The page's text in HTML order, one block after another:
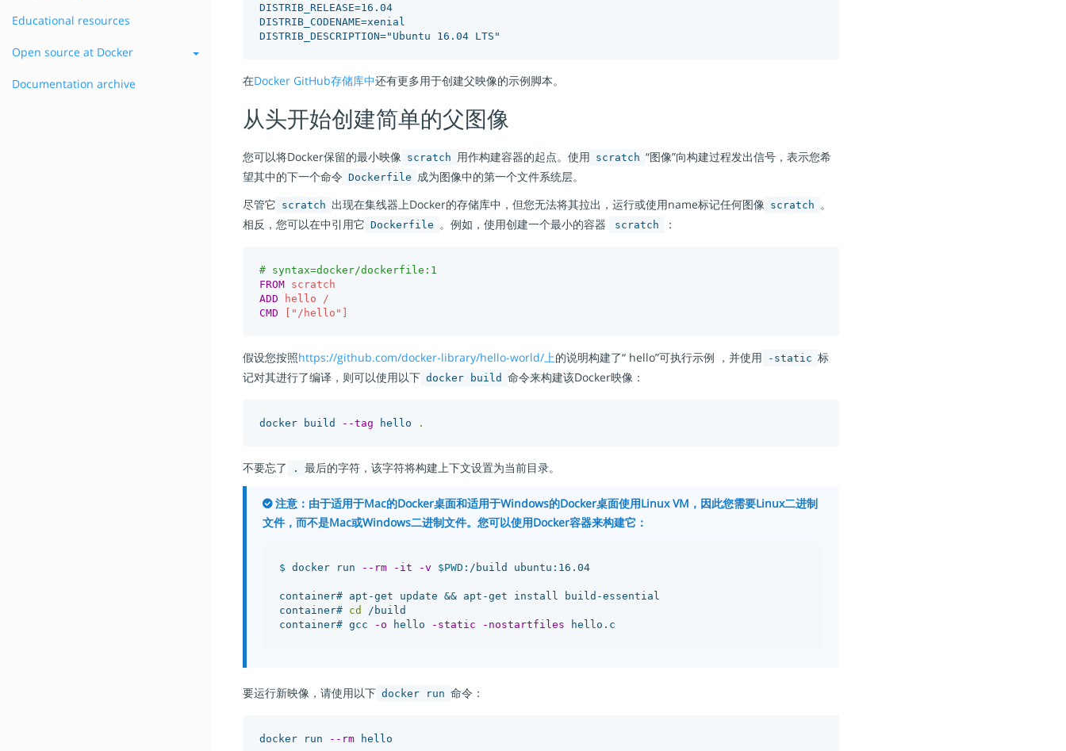
DISTRIB_RELEASE=16.04
DISTRIB_CODENAME=xenial
在Docker GitHub存储库中还有更多用于创建父映像的示例脚本。
从头开始创建简单的父图像
您可以将Docker保留的最小映像 scratch 用作构建容器的起点。使用 scratch “图像”向构建过程发出信号，表示您希
望其中的下一个命令 Dockerfile 成为图像中的第一个文件系统层。
尽管它 scratch 出现在集线器上Docker的存储库中，但您无法将其拉出，运行或使用name标记任何图像 scratch 。
相反，您可以在中引用它 Dockerfile 。例如，使用创建一个最小的容器 scratch ：
# syntax=docker/dockerfile:1
FROM scratch
ADD hello /
CMD ["/hello"]
假设您按照https://github.com/docker-library/hello-world/上的说明构建了“ hello”可执行示例 ，并使用 -static 标
记对其进行了编译，则可以使用以下 docker build 命令来构建该Docker映像：
docker build --tag hello .
不要忘了 . 最后的字符，该字符将构建上下文设置为当前目录。
注意 ：由于适用于Mac的Docker桌面和适用于Windows的Docker桌面使用Linux VM，因此您需要Linux二进制
文件，而不是Mac或Windows二进制文件。您可以使用Docker容器来构建它：
$ docker run --rm -it -v $PWD :/build ubuntu:16.04
container# apt-get update && apt-get install build-essential
container# cd /build
container# gcc
-o hello -static -nostartfiles
要运行新映像，请使用以下 docker run 命令：
docker run --rm
Educational resources
Open source at Docker
Documentation archive